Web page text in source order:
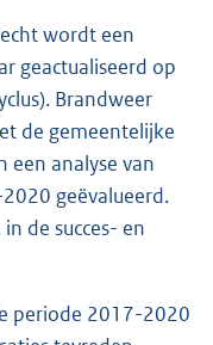
wordt een
geactualiseerd op
Brandweer
de gemeentelijke
een analyse van
geëvalueerd.
de succes- en
periode 2017-2020